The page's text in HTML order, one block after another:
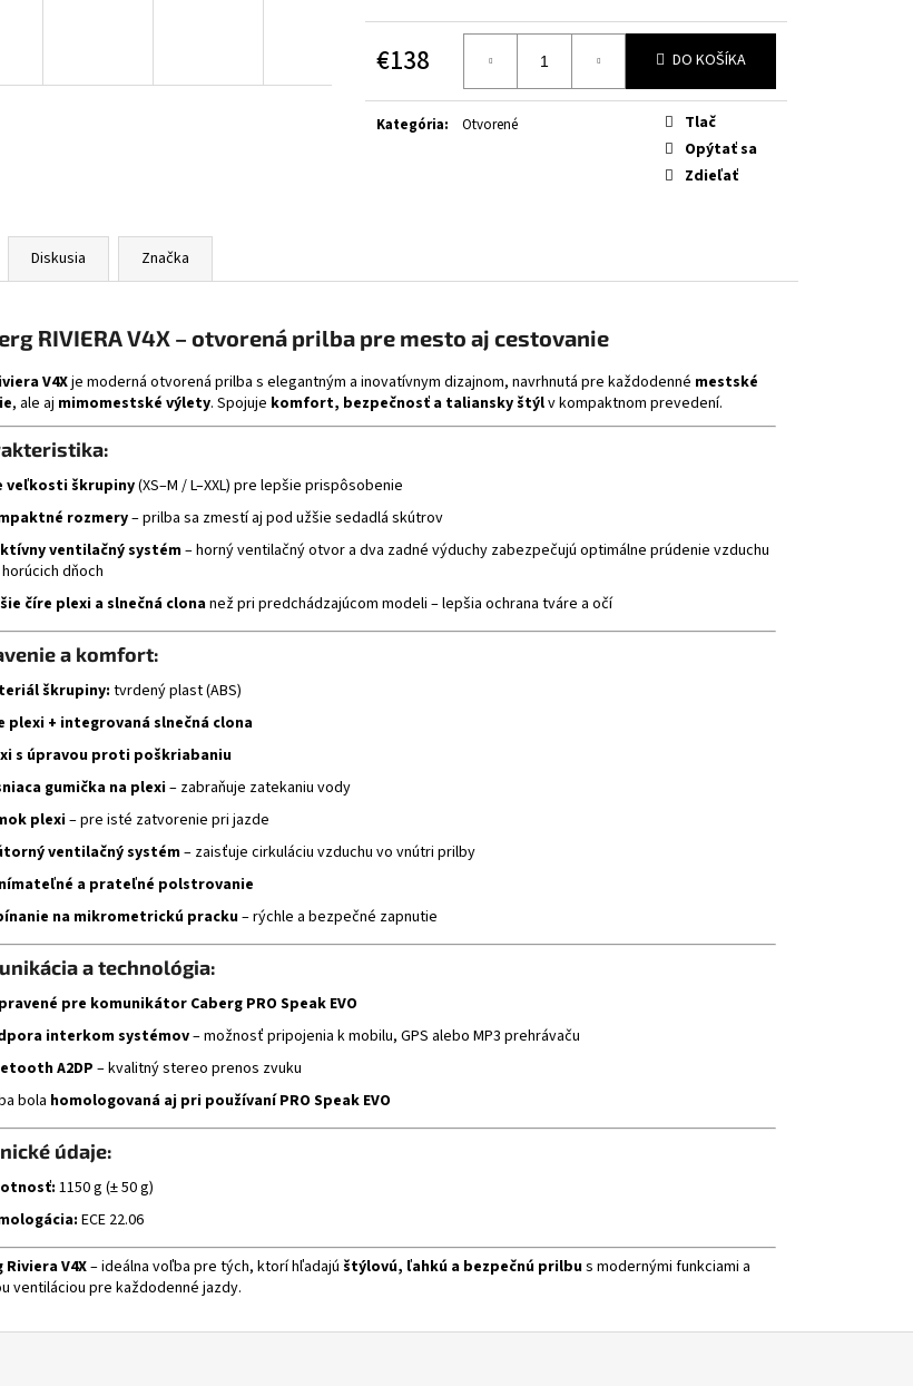
€138
cena:
DO KOŠÍKA
Kategória: Otvorené
Tlač
Opýtať sa
Zdieľať
Diskusia Značka
RIVIERA V4X – otvorená prilba pre mesto aj cestovanie
V4Xje moderná otvorená prilba s elegantným a inovatívnym dizajnom, navrhnutá pre každodenné mestské
, ale aj mimomestské výlety. Spojuje komfort, bezpečnosť a taliansky štýlv kompaktnom prevedení.
veľkosti škrupiny(XS–M / L–XXL) pre lepšie prispôsobenie
rozmery– prilba sa zmestí aj pod užšie sedadlá skútrov
ventilačný systém– horný ventilačný otvor a dva zadné výduchy zabezpečujú optimálne prúdenie vzduchu
horúcich dňoch
číre plexi a slnečná clonanež pri predchádzajúcom modeli – lepšia ochrana tváre a očí
a komfort:
škrupiny:tvrdený plast (ABS)
plexi + integrovaná slnečná clona
s úpravou proti poškriabaniu
gumička na plexi– zabraňuje zatekaniu vody
plexi– pre isté zatvorenie pri jazde
ventilačný systém– zaisťuje cirkuláciu vzduchu vo vnútri prilby
a prateľné polstrovanie
na mikrometrickú pracku– rýchle a bezpečné zapnutie
a technológia:
pre komunikátor Caberg PRO Speak EVO
interkom systémov– možnosť pripojenia k mobilu, GPS alebo MP3 prehrávaču
A2DP – kvalitný stereo prenos zvuku
bola homologovaná aj pri používaní PRO Speak EVO
údaje:
1150 g (± 50 g)
ECE 22.06
Riviera V4X– ideálna voľba pre tých, ktorí hľadajú štýlovú, ľahkú a bezpečnú prilbus modernými funkciami a
ventiláciou pre každodenné jazdy.